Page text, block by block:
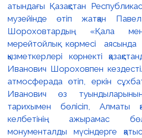
атындағы Қазақстан
музейінде өтіп жатқан
Шороховтардың «Қала
мерейтойлық көрмесі
қызметкерлері көрнекті
Иванович Шороховпен
атмосферада өтіп, еркін
Иванович өз
тарихымен бөлісіп, Алматы
келбетінің ажырамас
монументалды мүсіндерге